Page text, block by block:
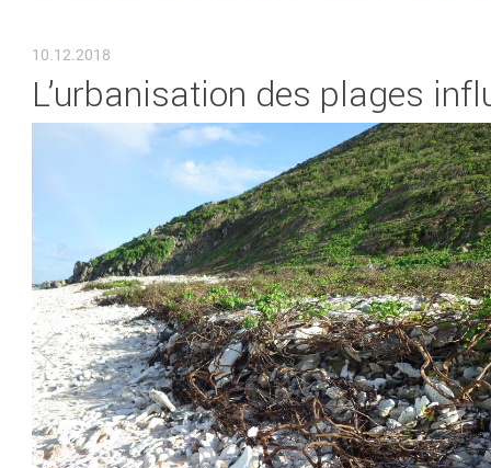
10.12.2018
L’urbanisation des plages